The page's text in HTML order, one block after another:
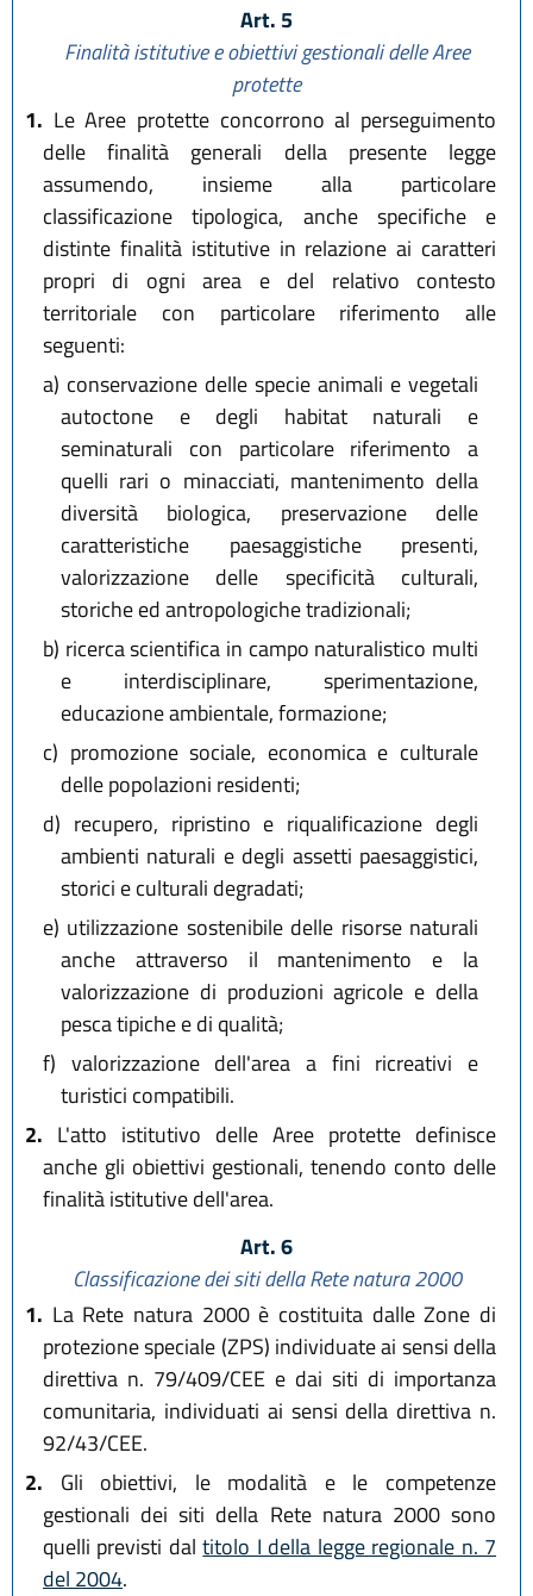
Art. 5
Finalità istitutive e obiettivi gestionali delle Aree
protette
1. Le Aree protette concorrono al perseguimento
delle finalità generali della presente legge
assumendo, insieme alla particolare
classificazione tipologica, anche specifiche e
distinte finalità istitutive in relazione ai caratteri
propri di ogni area e del relativo contesto
territoriale con particolare riferimento alle
seguenti:
a) conservazione delle specie animali e vegetali
autoctone e degli habitat naturali e
seminaturali con particolare riferimento a
quelli rari o minacciati, mantenimento della
diversità biologica, preservazione delle
caratteristiche paesaggistiche presenti,
valorizzazione delle specificità culturali,
storiche ed antropologiche tradizionali;
b) ricerca scientifica in campo naturalistico multi
e interdisciplinare, sperimentazione,
educazione ambientale, formazione;
c) promozione sociale, economica e culturale
delle popolazioni residenti;
d) recupero, ripristino e riqualificazione degli
ambienti naturali e degli assetti paesaggistici,
storici e culturali degradati;
e) utilizzazione sostenibile delle risorse naturali
anche attraverso il mantenimento e la
valorizzazione di produzioni agricole e della
pesca tipiche e di qualità;
f) valorizzazione dell'area a fini ricreativi e
turistici compatibili.
2. L'atto istitutivo delle Aree protette definisce
anche gli obiettivi gestionali, tenendo conto delle
finalità istitutive dell'area.
Art. 6
Classificazione dei siti della Rete natura 2000
1. La Rete natura 2000 è costituita dalle Zone di
protezione speciale (ZPS) individuate ai sensi della
direttiva n. 79/409/CEE e dai siti di importanza
comunitaria, individuati ai sensi della direttiva n.
92/43/CEE.
2. Gli obiettivi, le modalità e le competenze
gestionali dei siti della Rete natura 2000 sono
quelli previsti daltitolo I della legge regionale n. 7
del 2004.